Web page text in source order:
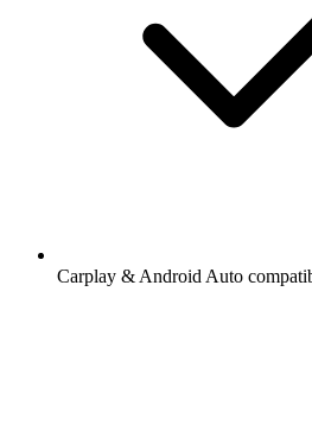
Carplay & Android Auto